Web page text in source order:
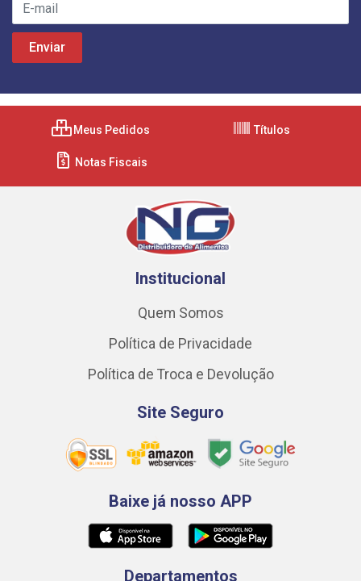
Meus Pedidos Títulos
Notas Fiscais
Institucional
Quem Somos
Política de Privacidade
Política de Troca e Devolução
Site Seguro
Baixe já nosso APP
Departamentos